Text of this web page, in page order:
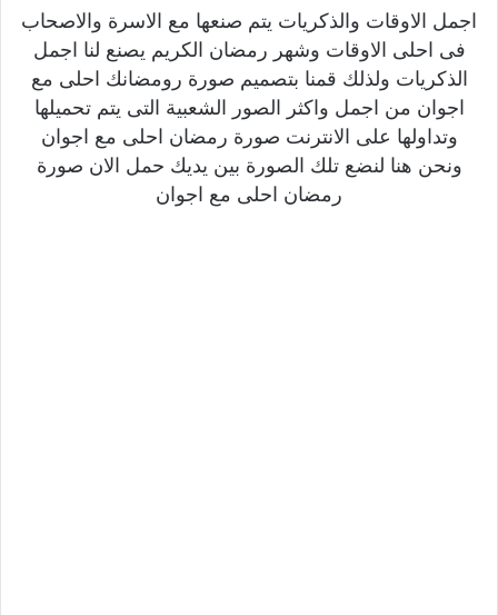
اجمل الاوقات والذكريات يتم صنعها مع الاسرة والاصحاب
فى احلى الاوقات وشهر رمضان الكريم يصنع لنا اجمل
الذكريات ولذلك قمنا بتصميم صورة رومضانك احلى مع
اجوان من اجمل واكثر الصور الشعبية التى يتم تحميلها
وتداولها على الانترنت صورة رمضان احلى مع اجوان
ونحن هنا لنضع تلك الصورة بين يديك حمل الان صورة
رمضان احلى مع اجوان